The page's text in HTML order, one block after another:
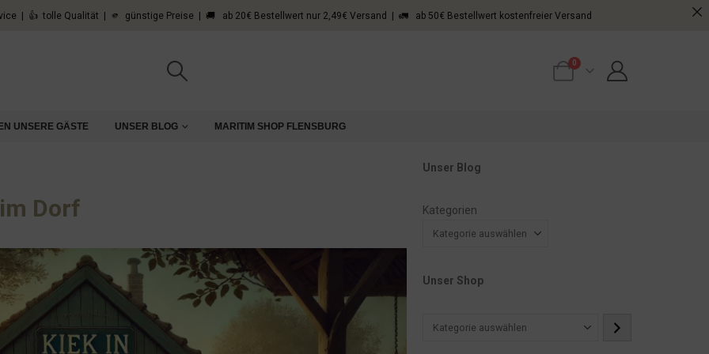
| 👍 tolle Qualität | 🫵 günstige Preise | 🚚 ab 20€ Bestellwert nur 2,49€ Versand | 🚛 ab 50€ Bestellwert kostenfreier Versand
0
UNSERE GÄSTE UNSER BLOG MARITIM SHOP FLENSBURG
Dorf
Unser Blog
Kategorien
Unser Shop
Kategorie